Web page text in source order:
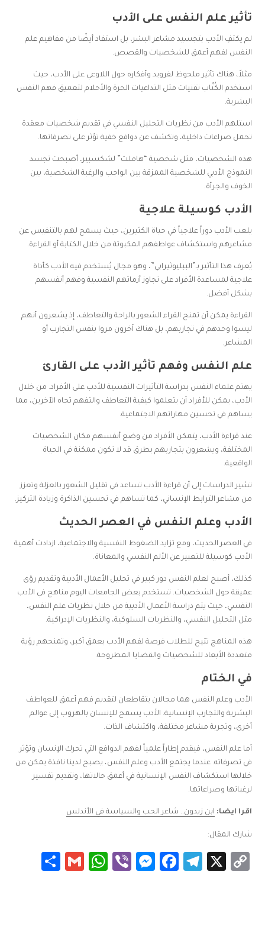
تأثير علم النفس على الأدب
لم يكتفِ الأدب بتجسيد مشاعر البشر، بل استفاد أيضًا من مفاهيم علم
النفس لفهم أعمق للشخصيات والقصص.
مثلاً، هناك تأثير ملحوظ لفرويد وأفكاره حول اللاوعي على الأدب، حيث
استخدم الكُتّاب تقنيات مثل التداعيات الحرة والأحلام لتعميق فهم النفس
البشرية.
استلهم الأدب من نظريات التحليل النفسي في تقديم شخصيات معقدة
تحمل صراعات داخلية، وتكشف عن دوافع خفية تؤثر على تصرفاتها.
هذه الشخصيات، مثل شخصية “هاملت” لشكسبير، أصبحت تجسد
النموذج الأدبي للشخصية الممزقة بين الواجب والرغبة الشخصية، بين
الخوف والجرأة.
الأدب كوسيلة علاجية
يلعب الأدب دوراً علاجياً في حياة الكثيرين، حيث يسمح لهم بالتنفيس عن
مشاعرهم واستكشاف عواطفهم المكبوتة من خلال الكتابة أو القراءة.
يُعرف هذا التأثير بـ”الببليوثيرابي”، وهو مجال يُستخدم فيه الأدب كأداة
علاجية لمساعدة الأفراد على تجاوز أزماتهم النفسية وفهم أنفسهم
بشكل أفضل.
القراءة يمكن أن تمنح القراء الشعور بالراحة والتعاطف، إذ يشعرون أنهم
ليسوا وحدهم في تجاربهم، بل هناك آخرون مروا بنفس التجارب أو
المشاعر.
علم النفس وفهم تأثير الأدب على القارئ
يهتم علماء النفس بدراسة التأثيرات النفسية للأدب على الأفراد. من خلال
الأدب، يمكن للأفراد أن يتعلموا كيفية التعاطف والتفهم تجاه الآخرين، مما
يساهم في تحسين مهاراتهم الاجتماعية.
عند قراءة الأدب، يتمكن الأفراد من وضع أنفسهم مكان الشخصيات
المختلفة، ويشعرون بتجاربهم بطرق قد لا تكون ممكنة في الحياة
الواقعية.
تشير الدراسات إلى أن قراءة الأدب تساعد في تقليل الشعور بالعزلة وتعزز
من مشاعر الترابط الإنساني، كما تساهم في تحسين الذاكرة وزيادة التركيز.
الأدب وعلم النفس في العصر الحديث
في العصر الحديث، ومع تزايد الضغوط النفسية والاجتماعية، ازدادت أهمية
الأدب كوسيلة للتعبير عن الألم النفسي والمعاناة.
كذلك، أصبح لعلم النفس دور كبير في تحليل الأعمال الأدبية وتقديم رؤى
عميقة حول الشخصيات. تستخدم بعض الجامعات اليوم مناهج في الأدب
النفسي، حيث يتم دراسة الأعمال الأدبية من خلال نظريات علم النفس،
مثل التحليل النفسي، والنظريات السلوكية، والنظريات الإدراكية.
هذه المناهج تتيح للطلاب فرصة لفهم الأدب بعمق أكبر، وتمنحهم رؤية
متعددة الأبعاد للشخصيات والقضايا المطروحة.
في الختام
الأدب وعلم النفس هما مجالان يتقاطعان لتقديم فهم أعمق للعواطف
البشرية والتجارب الإنسانية. الأدب يسمح للإنسان بالهروب إلى عوالم
أخرى، وتجربة مشاعر مختلفة، واكتشاف الذات.
أما علم النفس، فيقدم إطاراً علمياً لفهم الدوافع التي تحرك الإنسان وتؤثر
في تصرفاته. عندما يجتمع الأدب وعلم النفس، يصبح لدينا نافذة يمكن من
خلالها استكشاف النفس الإنسانية في أعمق حالاتها، وتقديم تفسير
لرغباتها وصراعاتها.
اقرا ايضا: ابن زيدون.. شاعر الحب والسياسة في الأندلس
شارك المقال:
Copy
X
Telegram
Facebook
Messenger
Viber
WhatsApp
Gmail